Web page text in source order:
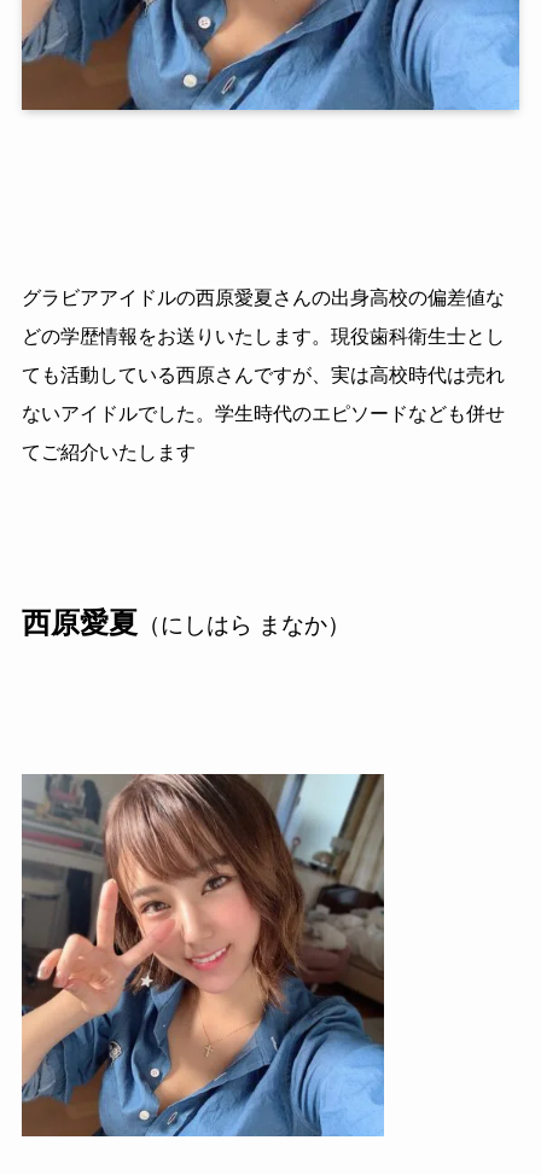
グラビアアイドルの西原愛夏さんの出身高校の偏差値な
どの学歴情報をお送りいたします。現役歯科衛生士とし
ても活動している西原さんですが、実は高校時代は売れ
ないアイドルでした。学生時代のエピソードなども併せ
てご紹介いたします
西原愛夏 （にしはら まなか）